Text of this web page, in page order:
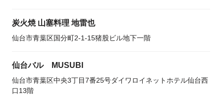
炭火焼 山塞料理 地雷也
仙台市青葉区国分町2-1-15猪股ビル地下一階
仙台バル MUSUBI
仙台市青葉区中央3丁目7番25号ダイワロイネットホテル仙台西
口13階